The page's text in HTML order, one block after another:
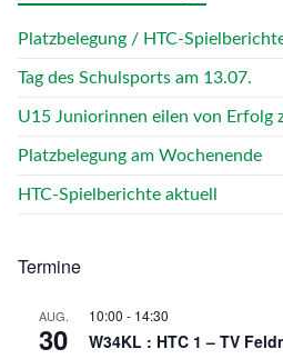
Platzbelegung / HTC-
Tag des Schulsports am 13.07.
U15 Juniorinnen eilen von Erfolg
Platzbelegung am Wochenende
HTC-Spielberichte aktuell
Termine
AUG.
30
10:00 - 14:30
W34KL : HTC 1 – TV